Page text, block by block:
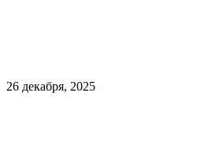
26 декабря, 2025